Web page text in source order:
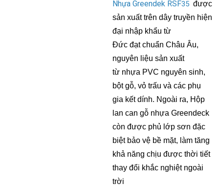
Nhựa Greendek RSF35 được
sản xuất trên dây truyền hiện
đại nhập khẩu từ
Đức đạt chuẩn Châu Âu,
nguyên liệu sản xuất
từ nhựa PVC nguyên sinh,
bột gỗ, vỏ trấu và các phụ
gia kết dính. Ngoài ra, Hộp
lan can gỗ nhựa Greendeck
còn được phủ lớp sơn đặc
biệt bảo vệ bề mặt, làm tăng
khả năng chịu được thời tiết
thay đổi khắc nghiệt ngoài
trời